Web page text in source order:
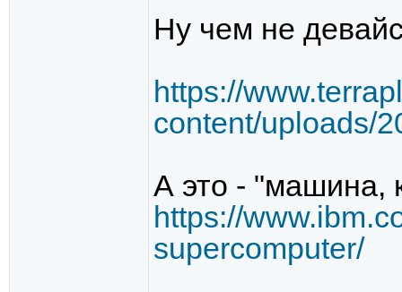
Ну чем не
https://
content/uploads/
А это - "машина,
https://
supercomputer/